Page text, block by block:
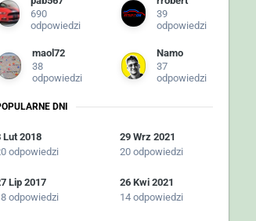
690
odpowiedzi
39
odpowiedzi
maol72
38
odpowiedzi
Namo
37
odpowiedzi
DNI
Lut 2018
odpowiedzi
29 Wrz 2021
20 odpowiedzi
Lip 2017
odpowiedzi
26 Kwi 2021
14 odpowiedzi